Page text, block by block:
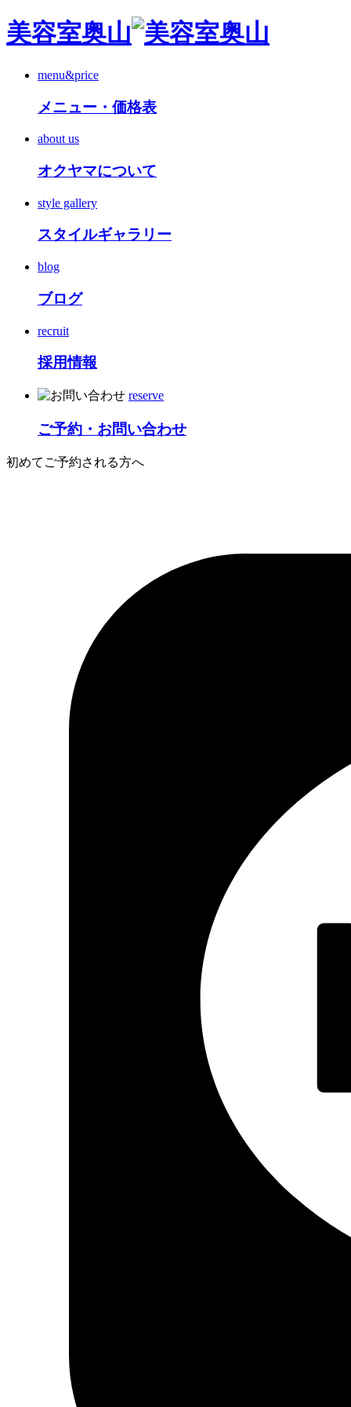
美容室奥山
menu&price
メニュー・価格表
about us
オクヤマについて
style gallery
スタイルギャラリー
blog
ブログ
recruit
採用情報
reserve
ご予約・お問い合わせ
初めてご予約される方へ